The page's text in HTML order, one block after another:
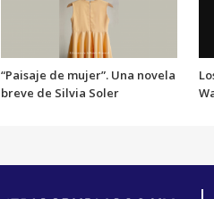
“Paisaje de mujer”. Una novela
breve de Silvia Soler